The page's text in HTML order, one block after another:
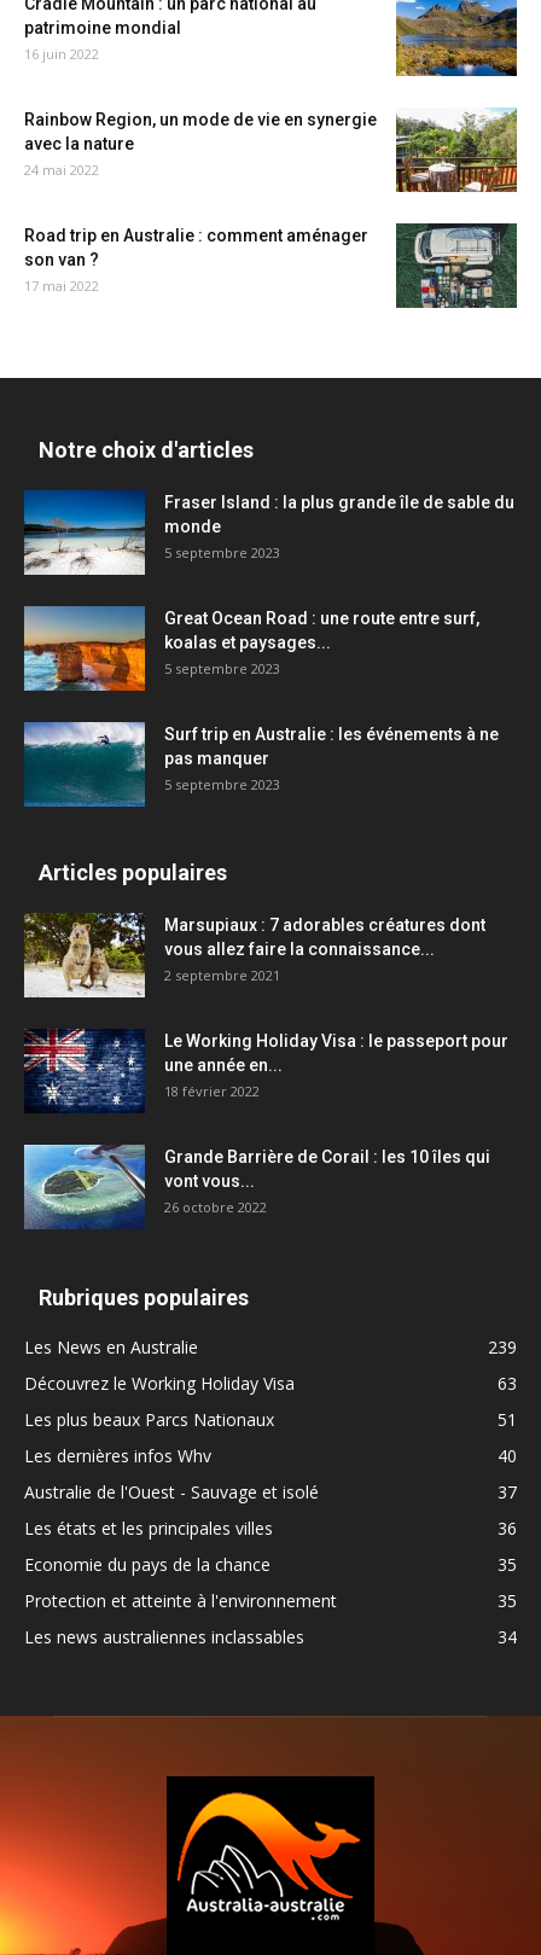
patrimoine mondial
16 juin 2022
Rainbow Region, un mode de vie en synergie
avec la nature
24 mai 2022
Road trip en Australie : comment aménager
son van ?
17 mai 2022
Notre choix d'articles
Fraser Island : la plus grande île de sable du
monde
5 septembre 2023
Great Ocean Road : une route entre surf,
koalas et paysages...
5 septembre 2023
Surf trip en Australie : les événements à ne
pas manquer
5 septembre 2023
Articles populaires
Marsupiaux : 7 adorables créatures dont
vous allez faire la connaissance...
2 septembre 2021
Le Working Holiday Visa : le passeport pour
une année en...
18 février 2022
Grande Barrière de Corail : les 10 îles qui
vont vous...
26 octobre 2022
Rubriques populaires
Les News en Australie
239
Découvrez le Working Holiday Visa
63
Les plus beaux Parcs Nationaux
51
Les dernières infos Whv
40
Australie de l'Ouest - Sauvage et isolé
37
Les états et les principales villes
36
Economie du pays de la chance
35
Protection et atteinte à l'environnement
35
Les news australiennes inclassables
34